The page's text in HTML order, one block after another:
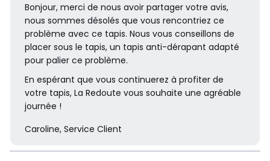
Bonjour, merci de nous avoir partager votre avis,
nous sommes désolés que vous rencontriez ce
problème avec ce tapis. Nous vous conseillons de
placer sous le tapis, un tapis anti-dérapant adapté
pour palier ce problème.
En espérant que vous continuerez à profiter de
votre tapis, La Redoute vous souhaite une agréable
journée !
Caroline, Service Client